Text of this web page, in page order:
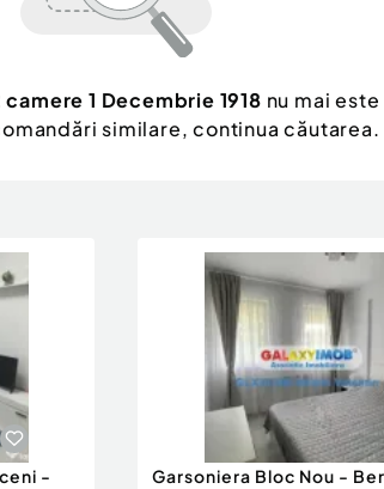
camere 1 Decembrie 1918 nu mai
similare, continua căutarea.
-
Garsoniera Bloc Nou -